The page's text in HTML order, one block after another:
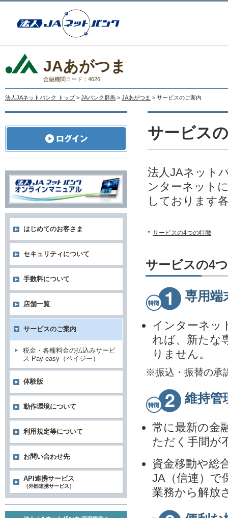
JAあがつま
金融機関コード：4626
法人JAネットバンク トップ > JAバンク群馬 > JAあがつま > サービスのご案内
サービス
法人JAネット
ンターネット
しております
サービスの4つの特徴
サービスの4
専用端
インターネッ
れば、新たな
りません。
※振込・振替の承
維持管
常に最新の金
ただく手間が
資金移動や総
JA（信連）で
業務から解放
はじめてのお客さま
セキュリティについて
手数料について
店舗一覧
サービスのご案内
税金・各種料金の払込みサービ
ス Pay-easy（ペイジー）
体験版
動作環境について
利用規定等について
お問い合わせ先
API連携サービス
（外部連携サービス）